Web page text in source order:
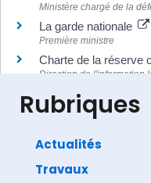
Ministère chargé de la
La garde nationale
Première ministre
Charte de la réserve
Direction de l'information
Direction de l'information légale
Rubriques
Actualités
Travaux